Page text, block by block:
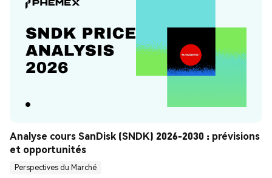
Analyse cours SanDisk (SNDK) 2026-2030 : prévisions
et opportunités
Perspectives du Marché